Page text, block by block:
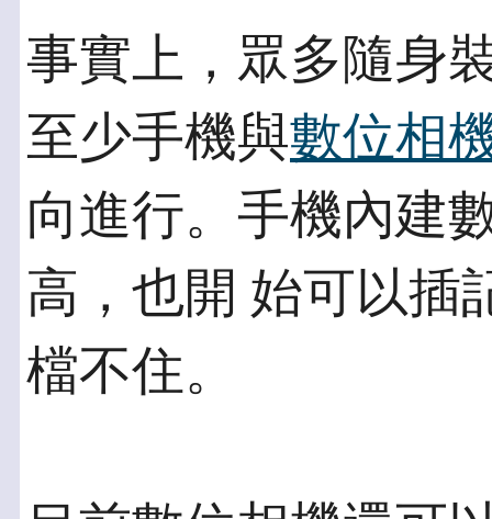
事實上，眾多隨身
至少手機與數位相
向進行。手機內建
高，也開 始可以插
檔不住。